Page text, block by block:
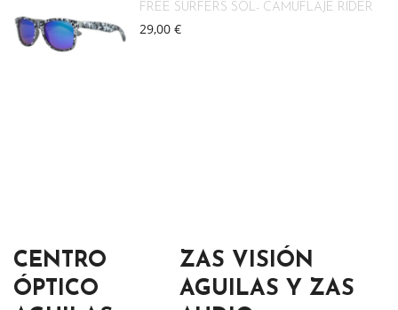
FREE SURFERS SOL- CAMUFLAJE RIDER
29,00 €
CENTRO
ÓPTICO
ZAS VISIÓN
AGUILAS Y ZAS